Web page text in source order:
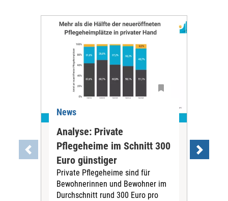
News
Analyse: Private
Pflegeheime im Schnitt 300
Euro günstiger
Private Pflegeheime sind für
Bewohnerinnen und Bewohner im
Durchschnitt rund 300 Euro pro